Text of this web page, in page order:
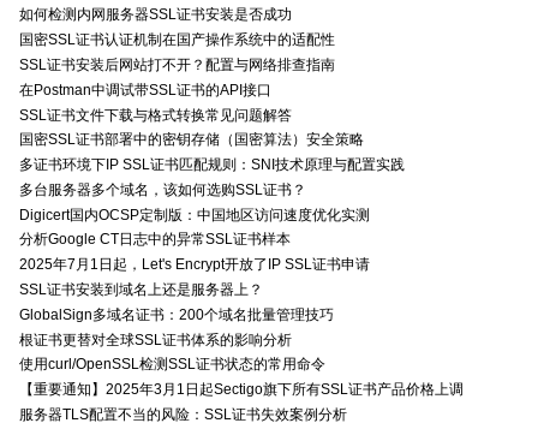
如何检测内网服务器SSL证书安装是否成功
国密SSL证书认证机制在国产操作系统中的适配性
SSL证书安装后网站打不开？配置与网络排查指南
在Postman中调试带SSL证书的API接口
SSL证书文件下载与格式转换常见问题解答
国密SSL证书部署中的密钥存储（国密算法）安全策略
多证书环境下IP SSL证书匹配规则：SNI技术原理与配置实践
多台服务器多个域名，该如何选购SSL证书？
Digicert国内OCSP定制版：中国地区访问速度优化实测
分析Google CT日志中的异常SSL证书样本
2025年7月1日起，Let's Encrypt开放了IP SSL证书申请
SSL证书安装到域名上还是服务器上？
GlobalSign多域名证书：200个域名批量管理技巧
根证书更替对全球SSL证书体系的影响分析
使用curl/OpenSSL检测SSL证书状态的常用命令
【重要通知】2025年3月1日起Sectigo旗下所有SSL证书产品价格上调
服务器TLS配置不当的风险：SSL证书失效案例分析